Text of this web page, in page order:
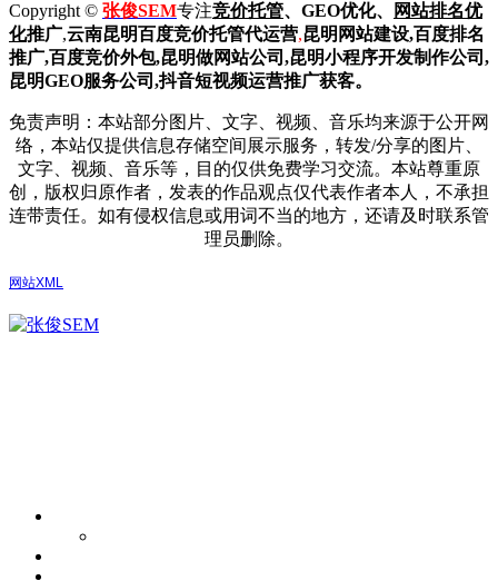
Copyright © 张俊SEM专注竞价托管、GEO优化、
网站排名优
化推广,云南昆明百度竞价托管代运营,昆明网站建设,百度排名
推广,百度竞价外包,昆明做网站公司,昆明小程序开发制作公司,
昆明GEO服务公司,抖音短视频运营推广获客。
免责声明：本站部分图片、文字、视频、音乐均来源于公开网
络，本站仅提供信息存储空间展示服务，转发/分享的图片、
文字、视频、音乐等，目的仅供免费学习交流。本站尊重原
创，版权归原作者，发表的作品观点仅代表作者本人，不承担
连带责任。如有侵权信息或用词不当的地方，还请及时联系管
理员删除。
网站XML